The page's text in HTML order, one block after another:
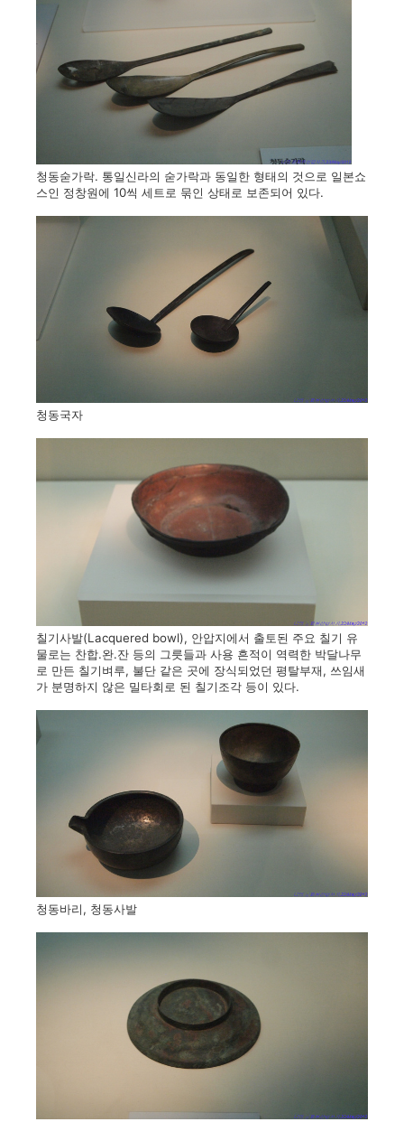
청동숟가락. 통일신라의 숟가락과 동일한 형태의 것으로 일본쇼
스인 정창원에 10씩 세트로 묶인 상태로 보존되어 있다.
청동국자
칠기사발(Lacquered bowl), 안압지에서 출토된 주요 칠기 유
물로는 찬합.완.잔 등의 그릇들과 사용 흔적이 역력한 박달나무
로 만든 칠기벼루, 불단 같은 곳에 장식되었던 평탈부재, 쓰임새
가 분명하지 않은 밀타회로 된 칠기조각 등이 있다.
청동바리, 청동사발